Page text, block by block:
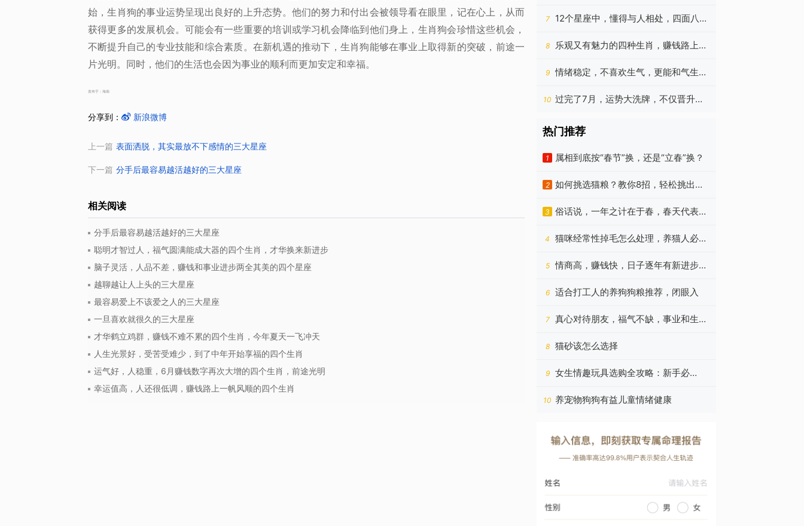
始，生肖狗的事业运势呈现出良好的上升态势。他们的努力和付出会被领导看在眼里，记在心上，从而
获得更多的发展机会。可能会有一些重要的培训或学习机会降临到他们身上，生肖狗会珍惜这些机会，
不断提升自己的专业技能和综合素质。在新机遇的推动下，生肖狗能够在事业上取得新的突破，前途一
片光明。同时，他们的生活也会因为事业的顺利而更加安定和幸福。
发布于：海南
分享到： 新浪微博
上一篇 表面洒脱，其实最放不下感情的三大星座
下一篇 分手后最容易越活越好的三大星座
相关阅读
分手后最容易越活越好的三大星座
聪明才智过人，福气圆满能成大器的四个生肖，才华换来新进步
脑子灵活，人品不差，赚钱和事业进步两全其美的四个星座
越聊越让人上头的三大星座
最容易爱上不该爱之人的三大星座
一旦喜欢就很久的三大星座
才华鹤立鸡群，赚钱不难不累的四个生肖，今年夏天一飞冲天
人生光景好，受苦受难少，到了中年开始享福的四个生肖
运气好，人稳重，6月赚钱数字再次大增的四个生肖，前途光明
幸运值高，人还很低调，赚钱路上一帆风顺的四个生肖
意外成功的4个生肖
7
12个星座中，懂得与人相处，四面八方
桃花开，下半年走运的是谁
8
乐观又有魅力的四种生肖，赚钱路上机
遇满满，日子有福气
9
情绪稳定，不喜欢生气，更能和气生财
的四个生肖，8月有望翻身
10 过完了7月，运势大洗牌，不仅晋升
热门推荐
1 属相到底按“春节”换，还是“立春”换？
2
如何挑选猫粮？教你8招，轻松挑出优
质猫粮！
3
俗话说，一年之计在于春，春天代表着
朝气蓬勃、代表着希望
4
猫咪经常性掉毛怎么处理，养猫人必
看！
5
情商高，赚钱快，日子逐年有新进步的
四个星座，今年更好
6 适合打工人的养狗狗粮推荐，闭眼入
7
真心对待朋友，福气不缺，事业和生意
蒸蒸日上的四个星座
8 猫砂该怎么选择
9
女生情趣玩具选购全攻略：新手必
读！！！
10 养宠物狗狗有益儿童情绪健康